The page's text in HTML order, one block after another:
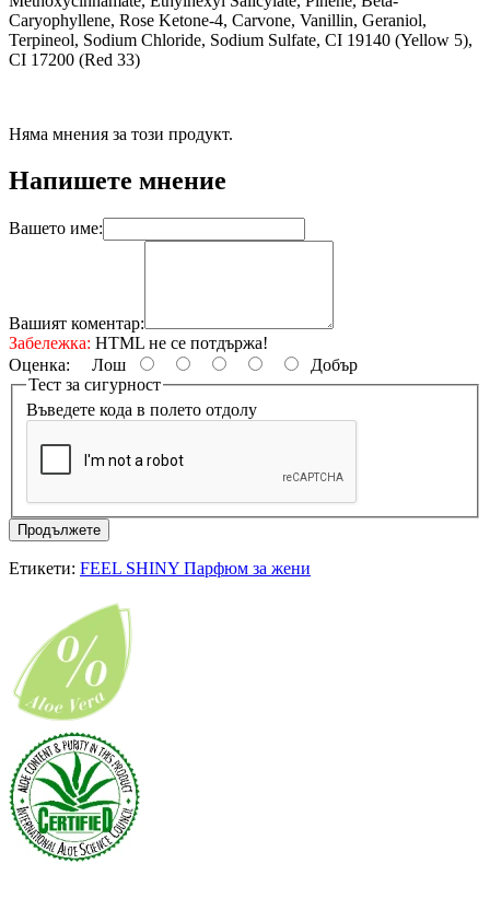
Caryophyllene, Rose Ketone-4, Carvone, Vanillin, Geraniol,
Terpineol, Sodium Chloride, Sodium Sulfate, CI 19140 (Yellow 5),
CI 17200 (Red 33)
Няма мнения за този продукт.
Напишете мнение
Вашето име:
Вашият коментар:
Забележка: HTML не се потдържа!
Оценка: Лош
Добър
Тест за сигурност
Въведете кода в полето отдолу
Продължете
Етикети: FEEL SHINY Парфюм за жени